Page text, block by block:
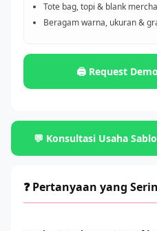
Tote bag, topi & blank
Beragam warna, ukuran &
🖨️ Request
💬 Konsultasi Usaha
❓ Pertanyaan yang